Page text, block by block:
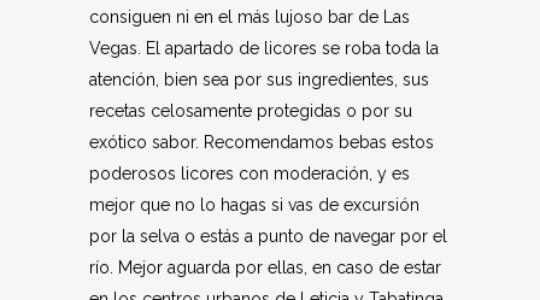
consiguen ni en el más lujoso bar de Las
Vegas. El apartado de licores se roba toda la
atención, bien sea por sus ingredientes, sus
recetas celosamente protegidas o por su
exótico sabor. Recomendamos bebas estos
poderosos licores con moderación, y es
mejor que no lo hagas si vas de excursión
por la selva o estás a punto de navegar por el
río. Mejor aguarda por ellas, en caso de estar